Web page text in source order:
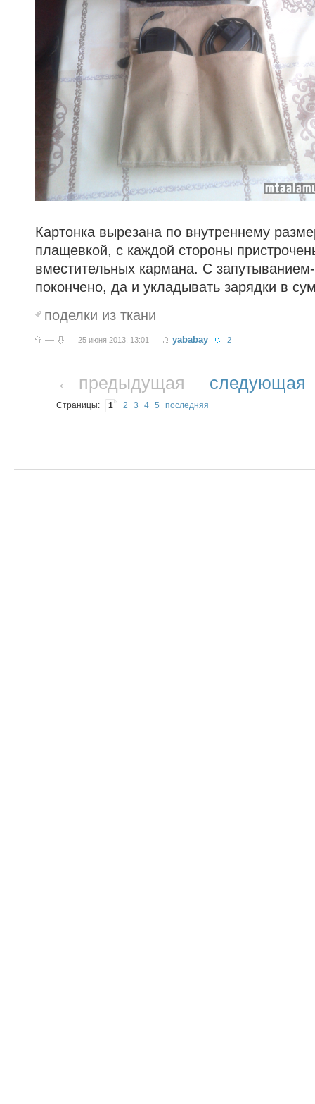
Картонка вырезана по внутреннему
плащевкой, с каждой стороны
вместительных кармана. С
покончено, да и укладывать зарядки в
поделки из ткани
— 25 июня 2013, 13:01 yababay 2
← предыдущая следующая
Страницы: 1 2 3 4 5 последняя